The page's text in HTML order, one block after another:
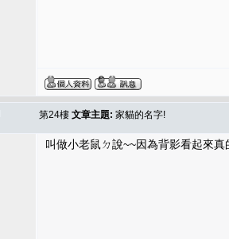
第24樓 文章主題: 家貓的名字!
叫做小老鼠ㄉ說~~因為背影看起來真